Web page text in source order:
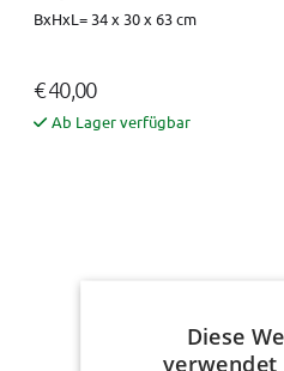
BxHxL= 34 x 30 x 63 cm
€ 40,00
Ab Lager verfügbar
Nach oben
Diese
verwendet